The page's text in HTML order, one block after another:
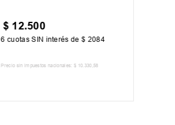
$ 12.500
6 cuotas SIN interés de$ 2084
Precio sin impuestos nacionales: $ 10.330 ,58